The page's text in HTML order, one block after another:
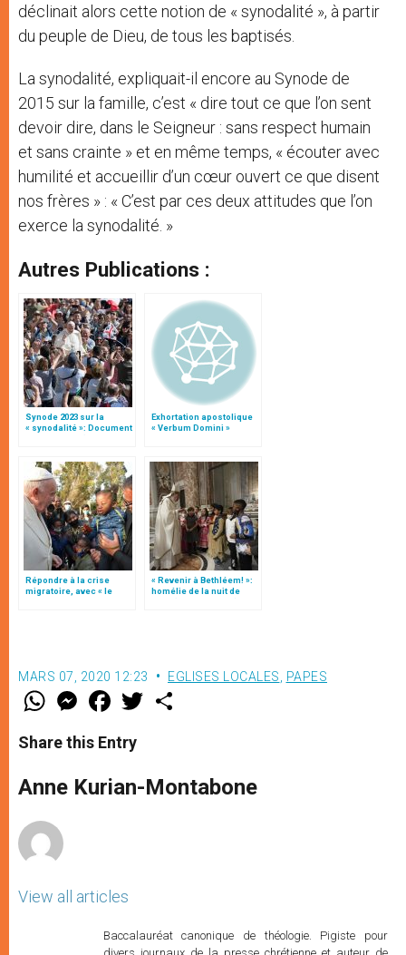
déclinait alors cette notion de « synodalité », à partir
du peuple de Dieu, de tous les baptisés.
La synodalité, expliquait-il encore au Synode de
2015 sur la famille, c’est « dire tout ce que l’on sent
devoir dire, dans le Seigneur : sans respect humain
et sans crainte » et en même temps, « écouter avec
humilité et accueillir d’un cœur ouvert ce que disent
nos frères » : « C’est par ces deux attitudes que l’on
exerce la synodalité. »
Autres Publications :
Synode 2023 sur la
« synodalité »: Document
Exhortation apostolique
« Verbum Domini »
Répondre à la crise
migratoire, avec « le
« Revenir à Bethléem! »:
homélie de la nuit de
Noël (texte complet)
MARS 07, 2020 12:23 EGLISES LOCALES PAPES
W
t
s
p
p
M
e
s
e
g
e
F
a
e
b
o
k
w
r
Share this Entry
Anne Kurian-Montabone
View all articles
Baccalauréat canonique de théologie. Pigiste pour